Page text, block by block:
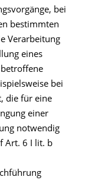
bei
bestimmten
Verarbeitung
eines
bei
die für eine
einer
notwendig
Art. 6 I lit. b